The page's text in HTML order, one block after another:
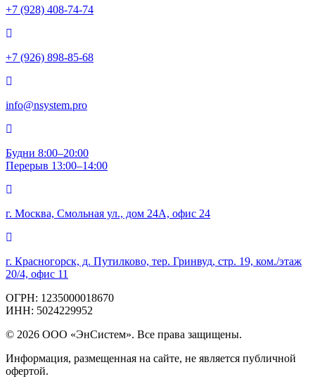
+7 (928) 408-74-74
+7 (926) 898-85-68
info@nsystem.pro
Будни 8:00–20:00
Перерыв 13:00–14:00
г. Москва, Смольная ул., дом 24А, офис 24
г. Красногорск, д. Путилково, тер. Гринвуд, стр. 19, ком./этаж
20/4, офис 11
ОГРН: 1235000018670
ИНН: 5024229952
© 2026 ООО «ЭнСистем». Все права защищены.
Информация, размещенная на сайте, не является публичной
офертой.